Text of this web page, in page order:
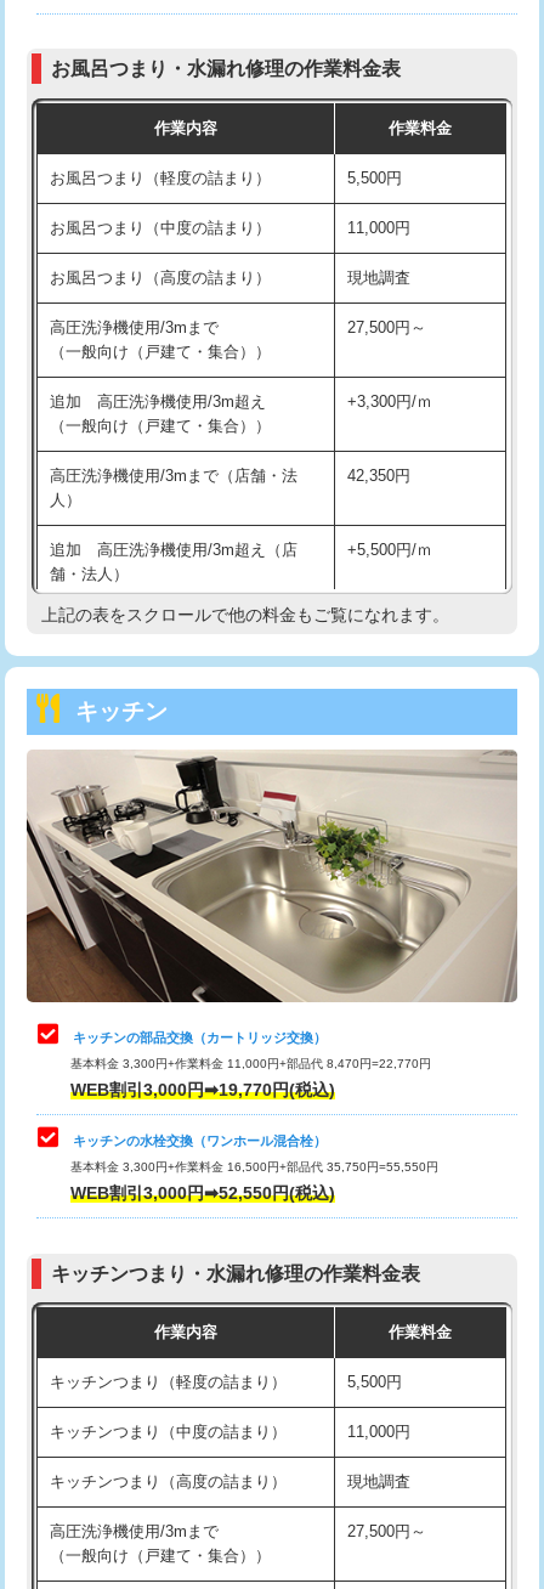
交換・取付（普通便座） 11,000円+材料費
交換・取付（温水洗浄便座） 16,500円+材料費
交換・取付(単水栓（壁付・デッキ
式）)
13,200円+材料費
交換・取付(混合水栓（壁付・デッキ
式・ワンホール）)
16,500円+材料費
交換・取付(排水栓・排水トラップ
（P/S/ポップアップ））
22,000円+材料費
交換・取付（その他部品） 11,000円+材料費
持込商品取付（単水栓） 13,200円
持込商品取付（混合水栓）
持込商品取付（浄水器・分岐水栓） 16,500円
持込商品取付（温水洗浄便座） 22,000円
持込商品取付（普通便座⇔温水洗浄便
22,000円
給水管工事※（ホール加工)
給水管工事※（バンド止め) 3,300円
給水管工事※（支持金具設置) 5,500円
給水管工事※（保温材使用（バンド止
め込み）)
5,500円
給水管工事※（土の掘削・埋め戻し作
11,000円
給水管工事※（塩ビ管（VP・HI）使
用/3ｍまで)
給水管工事※（塩ビ管（VP・HI）使
用（追加）/3ｍ超え)
給水管工事※（ライニング鋼管・銅
管・ポリ管・HT管使用/3ｍまで)
44,000円
管・ポリ管・HT管使用/3ｍ超え)
排水管工事（土の掘削・埋め戻し作
11,000円~
排水管工事（排水管工事/3ｍまで） 55,000円
排水管工事（追加 排水管工事/3ｍ超
+11,000円
マス交換（土の掘削・埋め戻し作業）
マス交換（深さ50㎝未満）
お風呂つまり・水漏れ修理の作業料金表
作業内容 作業料金
お風呂つまり（軽度の詰まり） 5,500円
お風呂つまり（中度の詰まり） 11,000円
お風呂つまり（高度の詰まり） 現地調査
高圧洗浄機使用/3mまで
（一般向け（戸建て・集合））
27,500円～
追加 高圧洗浄機使用/3m超え
（一般向け（戸建て・集合））
+3,300円/ｍ
高圧洗浄機使用/3mまで（店舗・法
人）
42,350円
追加 高圧洗浄機使用/3m超え（店
舗・法人）
+5,500円/ｍ
高度高圧洗浄換 現地調査
トーラー機使用/3mまで
追加トーラー機使用/3m超え +3,300円
カメラ調査 33,000円
桝清掃 8,800円
止水・漏水調査・防水処理・清掃・修
理・調整・分解・加工など（軽作業）
11,000円
止水・漏水調査・防水処理・清掃・修
理・調整・分解・加工など（中作業）
22,000円
止水・漏水調査・防水処理・清掃・修
理・調整・分解・加工など（重作業）
33,000円
お風呂タンク脱着
その他部品の脱着
式・ワンホール）)
交換・取付(排水栓・排水トラップ
22,000円+材料費
持込商品取付（単水栓）
上記の表をスクロールで他の料金もご覧になれます。
キッチン
キッチンの部品交換（カートリッジ交換）
基本料金 3,300円+作業料金 11,000円+部品代 8,470円=22,770円
WEB割引3,000円➡19,770円(税込)
キッチンの水栓交換（ワンホール混合栓）
基本料金 3,300円+作業料金 16,500円+部品代 35,750円=55,550円
WEB割引3,000円➡52,550円(税込)
キッチンつまり・水漏れ修理の作業料金表
作業内容 作業料金
キッチンつまり（軽度の詰まり） 5,500円
キッチンつまり（中度の詰まり） 11,000円
キッチンつまり（高度の詰まり） 現地調査
高圧洗浄機使用/3mまで
（一般向け（戸建て・集合））
27,500円～